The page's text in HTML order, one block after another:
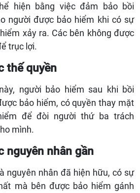
hiện bằng việc đảm bảo bồi
người được bảo hiểm khi có sự
xảy ra. Các bên không được
trục lợi.
thế quyền
người bảo hiểm sau khi bồi
bảo hiểm, có quyền thay mặt
để đòi người thứ ba trách
mình.
nguyên nhân gần
nguyên nhân đã hiện hữu, có sự
mà bên được bảo hiểm gánh